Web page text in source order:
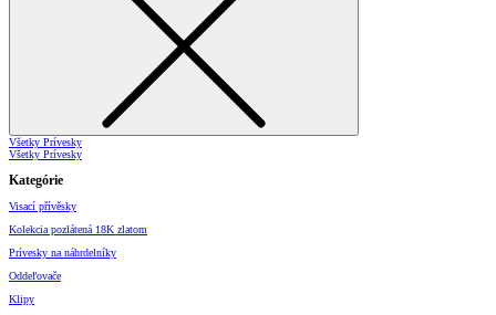
Všetky Prívesky
Všetky Prívesky
Kategórie
Visací přívěsky
Kolekcia pozlátená 18K zlatom
Prívesky na náhrdelníky
Oddeľovače
Klipy